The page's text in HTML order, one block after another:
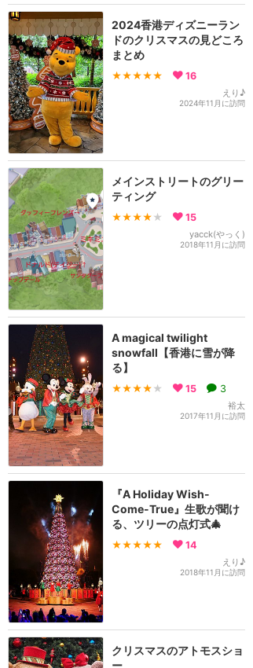
2024香港ディズニーラン
ドのクリスマスの見どころ
まとめ
★★★★★ 16
えり♪
2024年11月に訪問
メインストリートのグリー
ティング
★★★★ ★ 15
yacck(やっく)
2018年11月に訪問
A magical twilight
snowfall【香港に雪が降
る】
★★★★ ★ 15 3
裕太
2017年11月に訪問
『A Holiday Wish-
Come-True』生歌が聞け
る、ツリーの点灯式🎄
★★★★★ 14
えり♪
2018年11月に訪問
クリスマスのアトモスショ
ー